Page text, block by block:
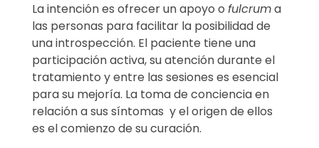
La intención es ofrecer un apoyo o fulcruma
las personas para facilitar la posibilidad de
una introspección. El paciente tiene una
participación activa, su atención durante el
tratamiento y entre las sesiones es esencial
para su mejoría. La toma de conciencia en
relación a sus síntomas y el origen de ellos
es el comienzo de su curación.